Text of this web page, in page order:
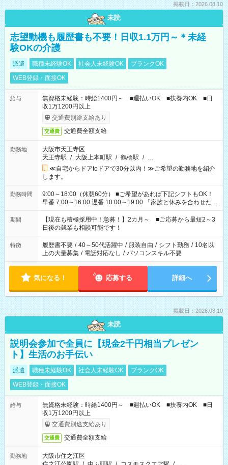
掲載日：2026.08.10
未読
志望動機も履歴書も不要！日収1.1万円～＊未経
験OKの介護
派遣 職種未経験OK 社会人未経験OK
ブランクOK
WEB登録・面接OK
給与
無資格未経験：時給1400円～ ■週払いOK ■扶養内OK ■日
収1万1200円以上
交通費別途支給あり
交通費 交通費全額支給
勤務地
大阪市天王寺区
天王寺駅 / 大阪上本町駅 / 鶴橋駅 / …
≪自宅からドアtoドアで30分以内！≫ご希望の勤務地を紹介
します。
勤務時間
9:00～18:00（休憩60分） ■ご希望があれば下記シフトもOK！
早番 7:00～16:00 遅番 10:00～19:00 「家族と休みを合わせた
い」 「余裕を持って夕飯の準備がしたい」 「できれば残業はし
たくない」 など、ご希望を教えてくださいね。 ※Wワーク希望
の方へ 今ご覧のお仕事で希望する勤務時間と、もう1つのお仕事
の勤務時間。 合計で週40時間を超える場合は応募できません。
期間
【現在も積極採用中！急募！】2カ月～ ■ご応募から最短2～3
日後の就業も相談可能です！
特徴 履歴書不要 / 40～50代活躍中 / 服装自由 / シフト勤務 / 10名以
上の大量募集 / 電話対応なし / パソコンスキル不要
気になる！ 応募する 詳細へ
掲載日：2026.08.10
未読
説明会参加で全員に【現金2千円相当プレゼン
ト】生活のお手伝い
派遣 職種未経験OK 社会人未経験OK
ブランクOK
WEB登録・面接OK
給与
無資格未経験：時給1400円～ ■週払いOK ■扶養内OK ■日
収1万1200円以上
交通費別途支給あり
交通費 交通費全額支給
勤務地
大阪市住之江区